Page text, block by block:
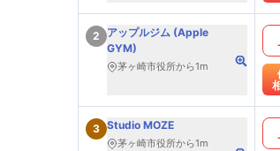
2
アップルジム (Apple
GYM)
茅ヶ崎市役所から1m
3 Studio MOZE
茅ヶ崎市役所から1m